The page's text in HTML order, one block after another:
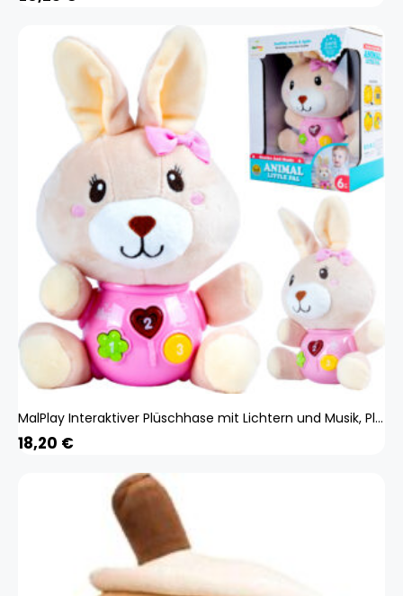
MalPlay Interaktiver Plüschhase mit Lichtern und Musik, Plüschtier Spielzeug, Kuscheltier Hase, für Kinder ab 6 Monaten
18,20 €